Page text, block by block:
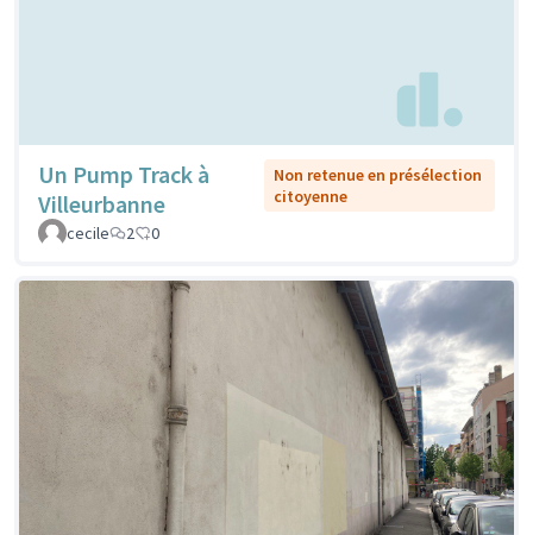
Un Pump Track à
Villeurbanne
Non retenue en présélection
citoyenne
cecile
2 0